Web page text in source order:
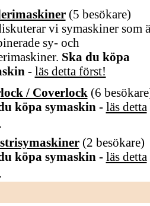
(5 besökare)
vi symaskiner som
sy- och
Ska du köpa
- läs detta först!
/ Coverlock (6
köpa symaskin - läs detta
(2 besökare)
köpa symaskin - läs detta